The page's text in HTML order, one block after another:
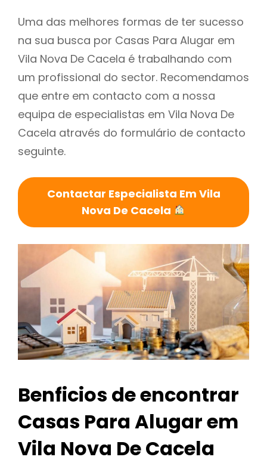
Uma das melhores formas de ter sucesso
na sua busca por Casas Para Alugar em
Vila Nova De Cacela é trabalhando com
um profissional do sector. Recomendamos
que entre em contacto com a nossa
equipa de especialistas em Vila Nova De
Cacela através do formulário de contacto
seguinte.
Contactar Especialista Em Vila
Nova De Cacela
Benficios de encontrar
Casas Para Alugar em
Vila Nova De Cacela